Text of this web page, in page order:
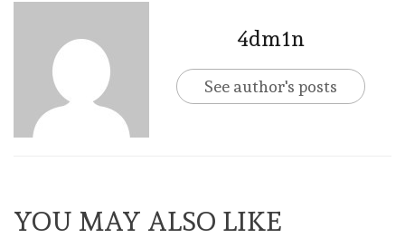
4dm1n
See author's posts
YOU MAY ALSO LIKE